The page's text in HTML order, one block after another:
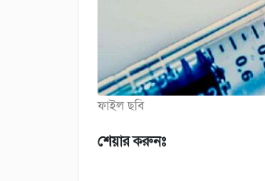
ফাইল ছবি
শেয়ার করুনঃ